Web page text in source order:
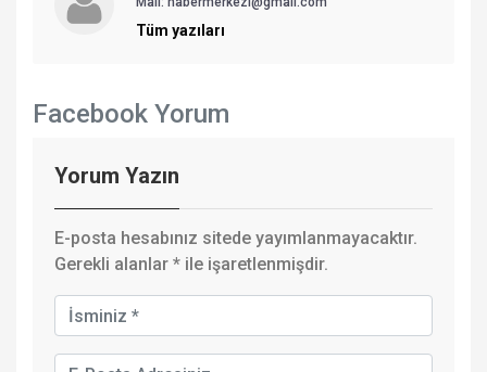
Tüm yazıları
Facebook Yorum
Yorum Yazın
E-posta hesabınız sitede yayımlanmayacaktır.
Gerekli alanlar * ile işaretlenmişdir.